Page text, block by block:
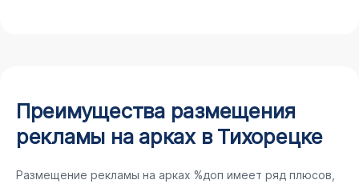
Преимущества размещения
рекламы на арках в Тихорецке
Размещение рекламы на арках %доп имеет ряд плюсов,